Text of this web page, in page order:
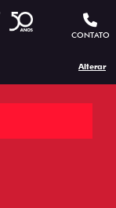
CONTATO
Alterar